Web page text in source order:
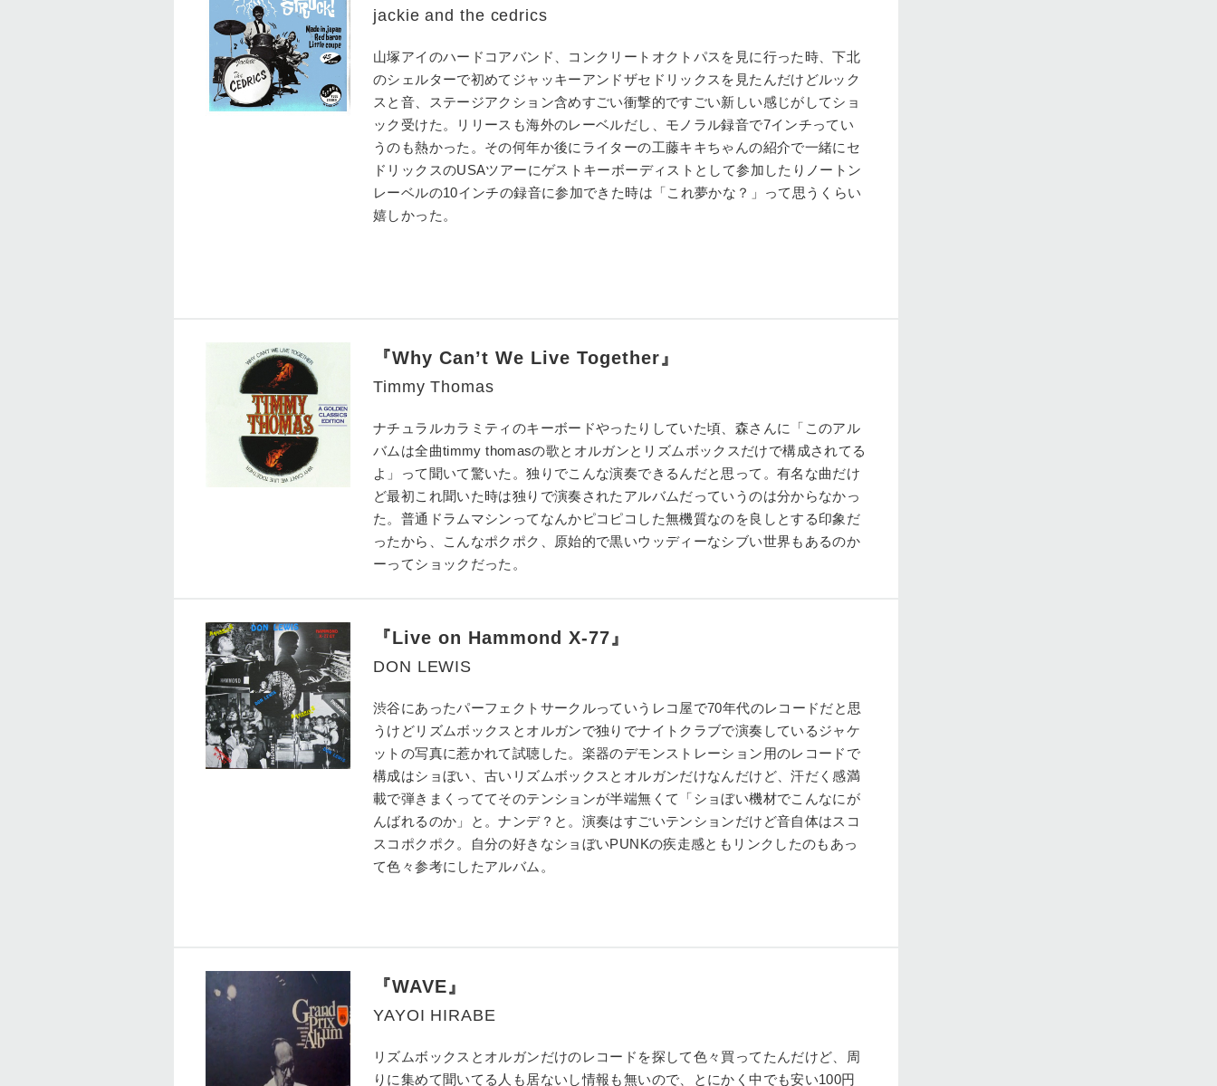
jackie and the cedrics
山塚アイのハードコアバンド、コンクリートオクトパスを見に行った時、下北
のシェルターで初めてジャッキーアンドザセドリックスを見たんだけどルック
スと音、ステージアクション含めすごい衝撃的ですごい新しい感じがしてショ
ック受けた。リリースも海外のレーベルだし、モノラル録音で7インチってい
うのも熱かった。その何年か後にライターの工藤キキちゃんの紹介で一緒にセ
ドリックスのUSAツアーにゲストキーボーディストとして参加したりノートン
レーベルの10インチの録音に参加できた時は「これ夢かな？」って思うくらい
嬉しかった。
『Why Can’t We Live Together』
Timmy Thomas
ナチュラルカラミティのキーボードやったりしていた頃、森さんに「このアル
バムは全曲timmy thomasの歌とオルガンとリズムボックスだけで構成されてる
よ」って聞いて驚いた。独りでこんな演奏できるんだと思って。有名な曲だけ
ど最初これ聞いた時は独りで演奏されたアルバムだっていうのは分からなかっ
た。普通ドラムマシンってなんかピコピコした無機質なのを良しとする印象だ
ったから、こんなポクポク、原始的で黒いウッディーなシブい世界もあるのか
ーってショックだった。
『Live on Hammond X-77』
DON LEWIS
渋谷にあったパーフェクトサークルっていうレコ屋で70年代のレコードだと思
うけどリズムボックスとオルガンで独りでナイトクラブで演奏しているジャケ
ットの写真に惹かれて試聴した。楽器のデモンストレーション用のレコードで
構成はショぼい、古いリズムボックスとオルガンだけなんだけど、汗だく感満
載で弾きまくっててそのテンションが半端無くて「ショぼい機材でこんなにが
んばれるのか」と。ナンデ？と。演奏はすごいテンションだけど音自体はスコ
スコポクポク。自分の好きなショぼいPUNKの疾走感ともリンクしたのもあっ
て色々参考にしたアルバム。
『WAVE』
YAYOI HIRABE
リズムボックスとオルガンだけのレコードを探して色々買ってたんだけど、周
りに集めて聞いてる人も居ないし情報も無いので、とにかく中でも安い100円